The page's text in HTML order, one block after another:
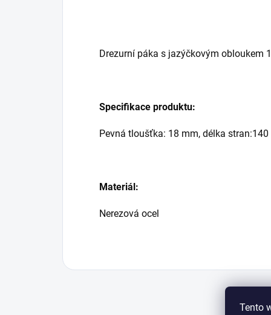
Tento
Drezurní páka s jazýčkovým obloukem
Specifikace produktu:
Pevná tloušťka: 18 mm, délka stran:140
Materiál:
Nerezová ocel